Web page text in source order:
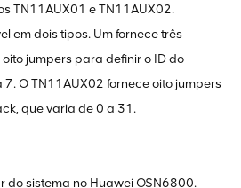
TN11AUX01 e TN11AUX02.
em dois tipos. Um fornece três
jumpers para definir o ID do
O TN11AUX02 fornece oito jumpers
que varia de 0 a 31.
do sistema no Huawei OSN6800.